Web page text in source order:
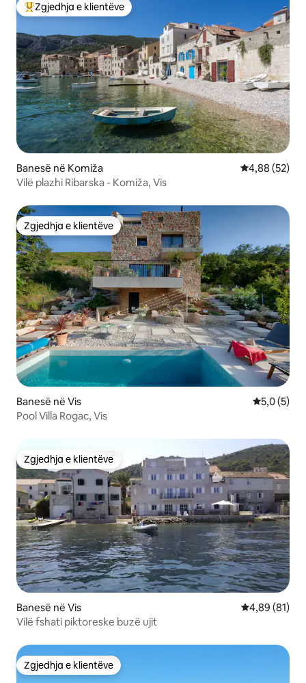
Më të mirat e zgjedhjeve të klientëve
Zgjedhja e klientëve
Banesë në Komiža Vlerësimi
4,88 (52)
Vilë plazhi Ribarska - Komiža, Vis
Zgjedhja e klientëve
Zgjedhja e klientëve
Banesë në Vis Vlerësimi
5,0 (5)
Pool Villa Rogac, Vis
Zgjedhja e klientëve
Zgjedhja e klientëve
Banesë në Vis Vlerësimi
4,89 (81)
Vilë fshati piktoreske buzë ujit
Zgjedhja e klientëve
Zgjedhja e klientëve